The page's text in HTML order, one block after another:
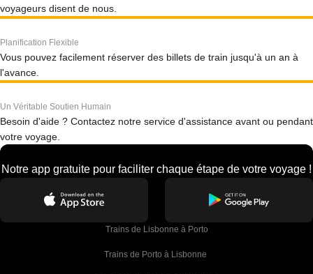
voyageurs disent de nous.
Planification Flexible
Vous pouvez facilement réserver des billets de train jusqu'à un an à
l'avance.
Un Véritable Soutien Humain
Besoin d'aide ? Contactez notre service d'assistance avant ou pendant
votre voyage.
Notre app gratuite pour faciliter chaque étape de votre voyage !
Trains de Lisbonne à Porto
Trains de Porto à Lisbonne